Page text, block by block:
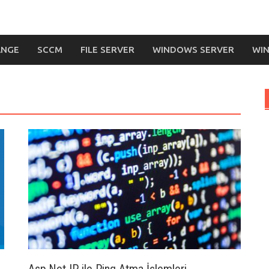
SCCM FILE SERVER WINDOWS SERVER